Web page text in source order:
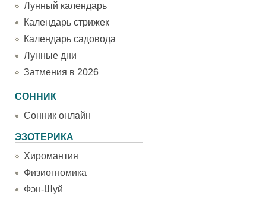
Лунный календарь
Календарь стрижек
Календарь садовода
Лунные дни
Затмения в 2026
СОННИК
Сонник онлайн
ЭЗОТЕРИКА
Хиромантия
Физиогномика
Фэн-Шуй